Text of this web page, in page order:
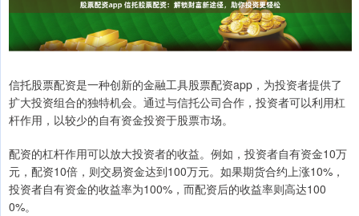
信托股票配资是一种创新的金融工具股票配资app，为投资者提供了
扩大投资组合的独特机会。通过与信托公司合作，投资者可以利用杠
杆作用，以较少的自有资金投资于股票市场。
配资的杠杆作用可以放大投资者的收益。例如，投资者自有资金10万
元，配资10倍，则交易资金达到100万元。如果期货合约上涨10%，
投资者自有资金的收益率为100%，而配资后的收益率则高达100
0%。